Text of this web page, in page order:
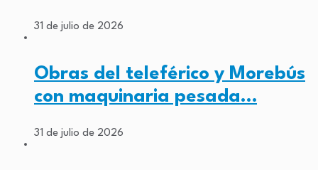
31 de julio de 2026
Obras del teleférico y Morebús
con maquinaria pesada…
31 de julio de 2026